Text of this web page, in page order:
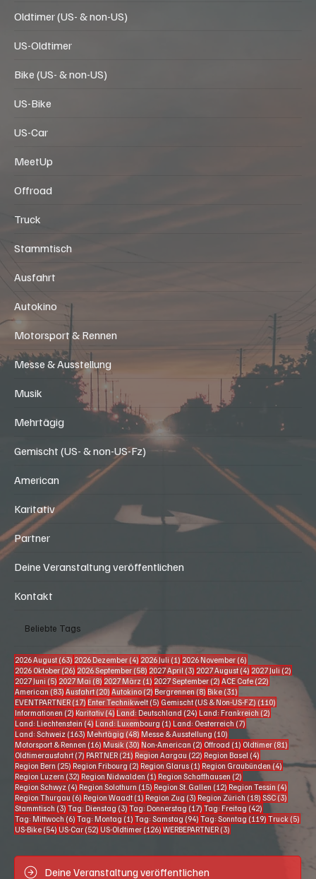
Oldtimer (US- & non-US)
US-Oldtimer
Bike (US- & non-US)
US-Bike
US-Car
MeetUp
Offroad
Truck
Stammtisch
Ausfahrt
Autokino
Motorsport & Rennen
Messe & Ausstellung
Musik
Mehrtägig
Gemischt (US- & non-US-Fz)
American
Karitativ
Partner
Deine Veranstaltung veröffentlichen
Kontakt
Beliebte Tags
2026 August (63) 63 Beiträge
2026 Dezember (4) 4 Beiträge
2026 Juli (1) 1 Beitrag
2026 November (6) 6 Beiträge
2026 Oktober (26) 26 Beiträge
2026 September (58) 58 Beiträge
2027 April (3) 3 Beiträge
2027 August (4) 4 Beiträge
2027 Juli (2)
2027 Juni (5) 5 Beiträge
2027 Mai (8) 8 Beiträge
2027 März (1) 1 Beitrag
2027 September (2) 2 Beiträge
ACE Cafe (22) 22 Beiträge
American (83) 83 Beiträge
Ausfahrt (20) 20 Beiträge
Autokino (2) 2 Beiträge
Bergrennen (8) 8 Beiträge
Bike (31)
EVENTPARTNER (17) 17 Beiträge
Enter Technikwelt (5) 5 Beiträge
Gemischt (US & Non-US-FZ) (110)
Informationen (2) 2 Beiträge
Karitativ (4) 4 Beiträge
Land: Deutschland (24) 24 Beiträge
Land: Frankreich (2)
Land: Liechtenstein (4) 4 Beiträge
Land: Luxembourg (1) 1 Beitrag
Land: Oesterreich (7)
Land: Schweiz (163) 163 Beiträge
Mehrtägig (48) 48 Beiträge
Messe & Ausstellung (10)
Motorsport & Rennen (16) 16 Beiträge
Musik (30) 30 Beiträge
Non-American (2) 2 Beiträge
Offroad (1) 1 Beitrag
Oldtimer (81)
Oldtimerausfahrt (7) 7 Beiträge
PARTNER (21) 21 Beiträge
Region Aargau (22) 22 Beiträge
Region Basel (4)
Region Bern (25) 25 Beiträge
Region Fribourg (2) 2 Beiträge
Region Glarus (1) 1 Beitrag
Region Graubünden (4)4 Beiträge
Region Luzern (32) 32 Beiträge
Region Nidwalden (1) 1 Beitrag
Region Schaffhausen (2)
Region Schwyz (4) 4 Beiträge
Region Solothurn (15) 15 Beiträge
Region St. Gallen (12) 12 Beiträge
Region Tessin (4) 4
Region Thurgau (6) 6 Beiträge
Region Waadt (1) 1 Beitrag
Region Zug (3) 3 Beiträge
Region Zürich (18) 18 Beiträge
SSC (3) 3
Stammtisch (3) 3 Beiträge
Tag: Dienstag (3) 3 Beiträge
Tag: Donnerstag (17) 17 Beiträge
Tag: Freitag (42)
Tag: Mittwoch (6) 6 Beiträge
Tag: Montag (1) 1 Beitrag
Tag: Samstag (94) 94 Beiträge
Tag: Sonntag (119) 119 Beiträge
Truck (5)
US-Bike (54) 54 Beiträge
US-Car (52) 52 Beiträge
US-Oldtimer (126) 126 Beiträge
WERBEPARTNER (3)
Deine Veranstaltung veröffentlichen